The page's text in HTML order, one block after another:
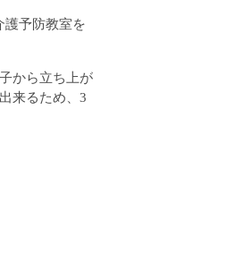
護予防教室を
から立ち上が
来るため、 3